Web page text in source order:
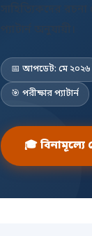
📅 আপডেট: মে ২০২৬
🎯 পরীক্ষার প্যাটার্ন
🎓 বিনামূল্যে